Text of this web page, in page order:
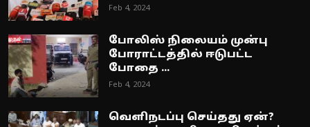
Feb 4, 2024
போலிஸ் நிலையம் முன்பு
போராட்டத்தில் ஈடுபட்ட
போதை ...
Feb 4, 2024
வெளிநடப்பு செய்தது ஏன்?